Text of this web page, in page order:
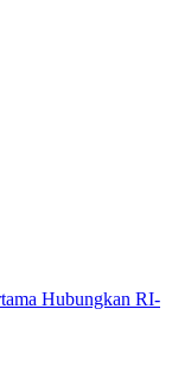
Hubungkan RI-